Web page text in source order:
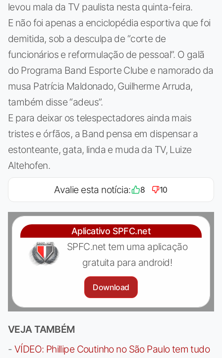
levou mala da TV paulista nesta quinta-feira.
E não foi apenas a enciclopédia esportiva que foi
demitida, sob a desculpa de “corte de
funcionários e reformulação de pessoal”. O galã
do Programa Band Esporte Clube e namorado da
musa Patrícia Maldonado, Guilherme Arruda,
também disse “adeus”.
E para deixar os telespectadores ainda mais
tristes e órfãos, a Band pensa em dispensar a
estonteante, gata, linda e muda da TV, Luize
Altehofen.
Avalie esta notícia: 8 10
Aplicativo SPFC.net
SPFC.net tem uma aplicação
gratuita para android!
Download
VEJA TAMBÉM
- VÍDEO: Phillipe Coutinho no São Paulo tem tudo